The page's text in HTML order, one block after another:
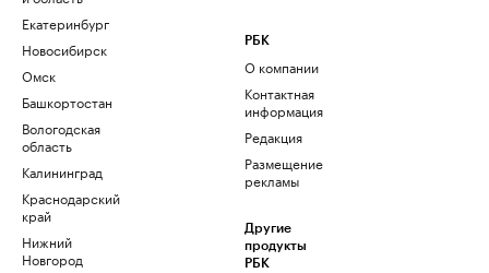
Екатеринбург
Новосибирск
Омск
Башкортостан
Вологодская
область
Калининград
Краснодарский
край
Нижний
Новгород
РБК
О компании
Контактная
информация
Редакция
Размещение
рекламы
Другие
продукты
РБК